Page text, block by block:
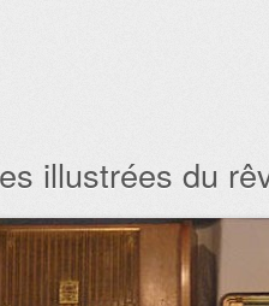
illustrées du